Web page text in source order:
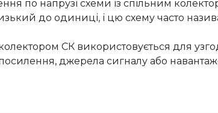
по напрузі схеми із спільним
до одиниці, і цю схему часто
СК використовується для
джерела сигналу або